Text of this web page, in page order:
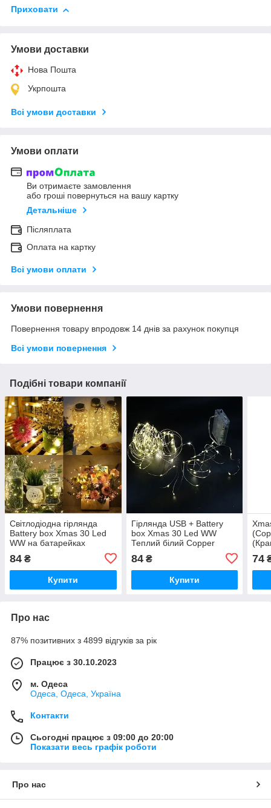
Приховати
Умови доставки
Нова Пошта
Укрпошта
Всі умови доставки
Умови оплати
Ви отримаєте замовлення
або гроші повернуться на вашу картку
Детальніше
Післяплата
Оплата на картку
Всі умови оплати
Умови повернення
Повернення товару впродовж 14 днів за рахунок покупця
Всі умови повернення
Подібні товари компанії
Світлодіодна гірлянда
Battery box Xmas 30 Led
WW на батарейках
мідний провід iC227
84 ₴
Купити
Гірлянда USB + Battery
box Xmas 30 Led WW
Теплий білий Copper
84₴
Купити
74
Про нас
87% позитивних з 4899 відгуків за рік
Працює з 30.10.2023
м. Одеса
Одеса, Одеса, Україна
Контакти
Сьогодні працює з 09:00 до 20:00
Показати весь графік роботи
Про нас